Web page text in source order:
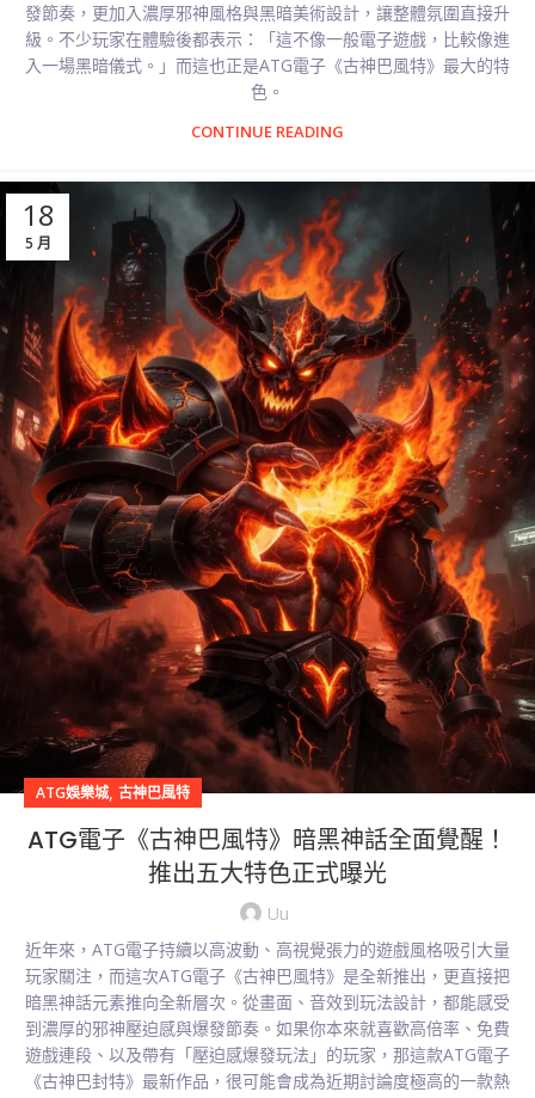
發節奏，更加入濃厚邪神風格與黑暗美術設計，讓整體氛圍直接升
級。不少玩家在體驗後都表示：「這不像一般電子遊戲，比較像進
入一場黑暗儀式。」而這也正是ATG電子《古神巴風特》最大的特
色。
CONTINUE READING
18
5 月
ATG娛樂城, 古神巴風特
ATG電子《古神巴風特》暗黑神話全面覺醒！
推出五大特色正式曝光
Uu
近年來，ATG電子持續以高波動、高視覺張力的遊戲風格吸引大量
玩家關注，而這次ATG電子《古神巴風特》是全新推出，更直接把
暗黑神話元素推向全新層次。從畫面、音效到玩法設計，都能感受
到濃厚的邪神壓迫感與爆發節奏。如果你本來就喜歡高倍率、免費
遊戲連段、以及帶有「壓迫感爆發玩法」的玩家，那這款ATG電子
《古神巴封特》最新作品，很可能會成為近期討論度極高的一款熱